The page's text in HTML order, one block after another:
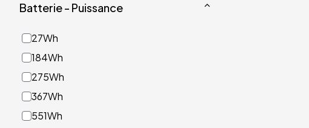
Batterie - Puissance
27Wh
184Wh
275Wh
367Wh
551Wh